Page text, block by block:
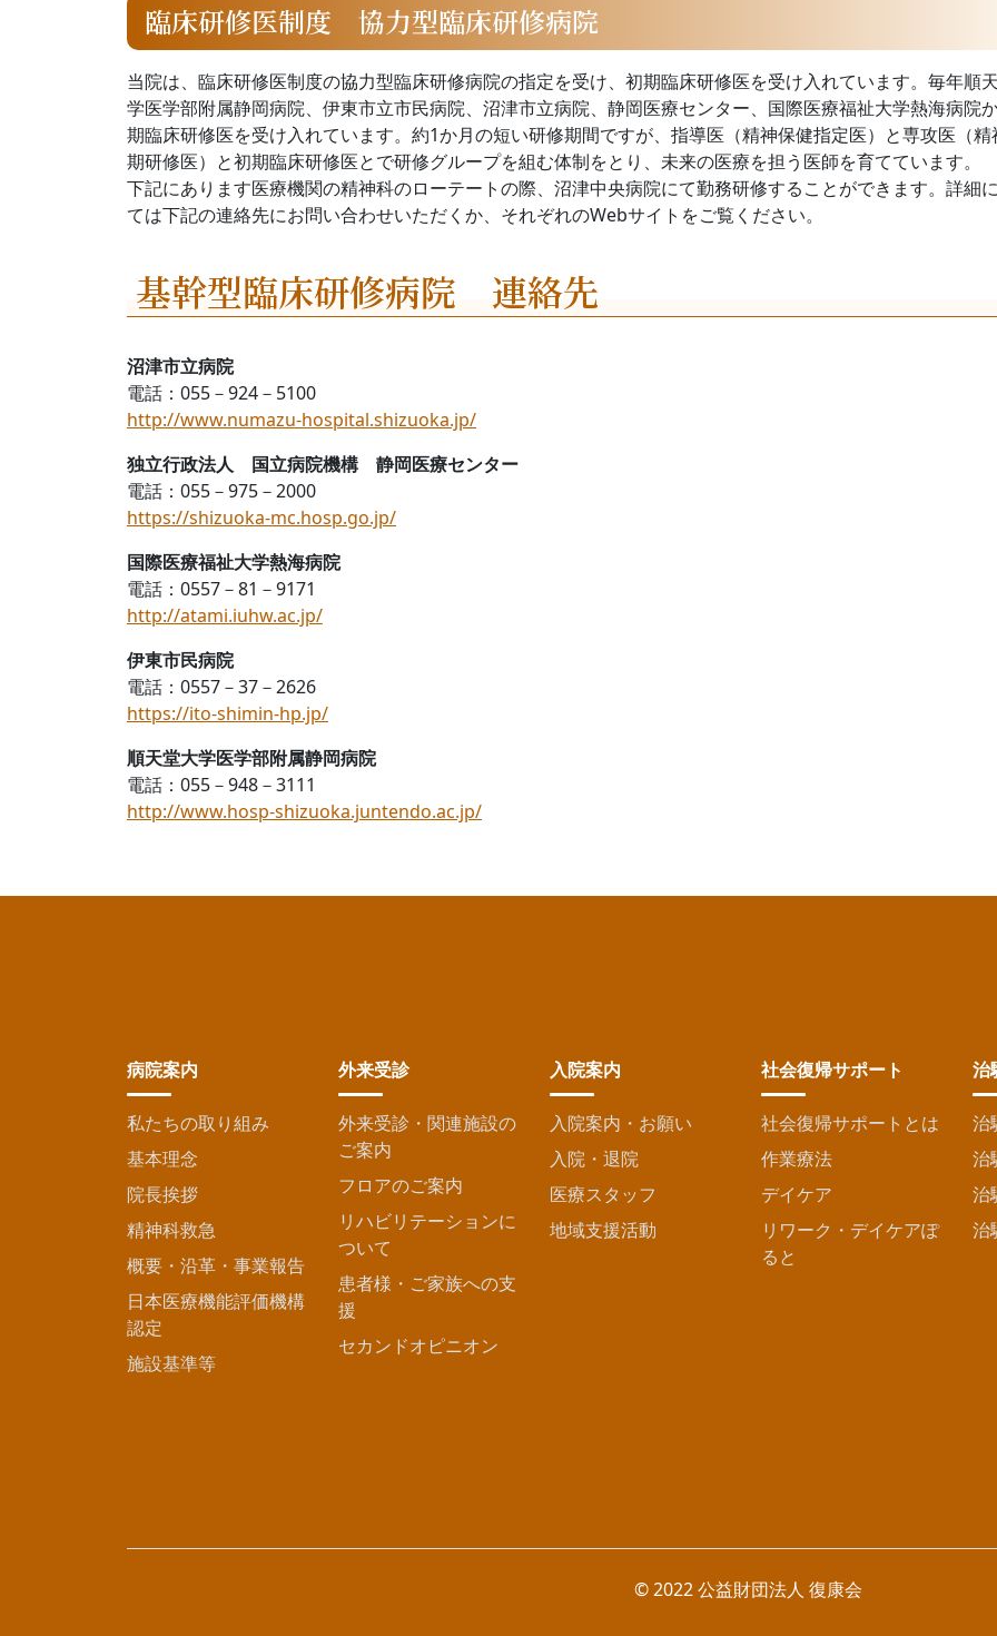
臨床研修医制度 協力型臨床研修病院
当院は、臨床研修医制度の協力型臨床研修病院の指定を受け、初期臨床研修医を受け入れています。毎年順
学医学部附属静岡病院、伊東市立市民病院、沼津市立病院、静岡医療センター、国際医療福祉大学熱海病院
期臨床研修医を受け入れています。約1か月の短い研修期間ですが、指導医（精神保健指定医）と専攻医（精
期研修医）と初期臨床研修医とで研修グループを組む体制をとり、未来の医療を担う医師を育てています。
下記にあります医療機関の精神科のローテートの際、沼津中央病院にて勤務研修することができます。詳細
ては下記の連絡先にお問い合わせいただくか、それぞれのWebサイトをご覧ください。
基幹型臨床研修病院 連絡先
沼津市立病院
電話：055－924－5100
http://www.numazu-hospital.shizuoka.jp/
独立行政法人 国立病院機構 静岡医療センター
電話：055－975－2000
https://shizuoka-mc.hosp.go.jp/
国際医療福祉大学熱海病院
電話：0557－81－9171
http://atami.iuhw.ac.jp/
伊東市民病院
電話：0557－37－2626
https://ito-shimin-hp.jp/
順天堂大学医学部附属静岡病院
電話：055－948－3111
http://www.hosp-shizuoka.juntendo.ac.jp/
病院案内
私たちの取り組み
基本理念
院長挨拶
精神科救急
概要・沿革・事業報告
日本医療機能評価機構
認定
施設基準等
外来受診
外来受診・関連施設の
ご案内
フロアのご案内
リハビリテーションに
ついて
患者様・ご家族への支
援
セカンドオピニオン
入院案内
入院案内・お願い
入院・退院
医療スタッフ
地域支援活動
社会復帰サポート
社会復帰サポートとは
作業療法
デイケア
リワーク・デイケアぽ
ると
治
治
治
治
治
© 2022 公益財団法人 復康会